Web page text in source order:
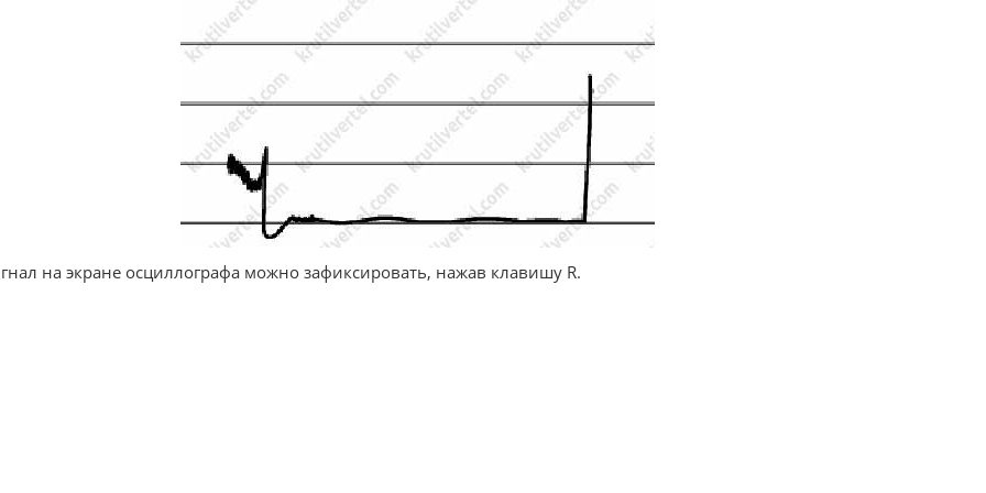
на экране осциллографа можно зафиксировать, нажав клавишу R.